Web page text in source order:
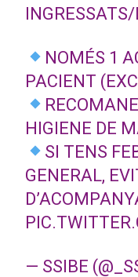
INGRESSATS/
NOMÉS 1
PACIENT
HIGIENE DE
SI TENS
GENERAL,
— SSIBE